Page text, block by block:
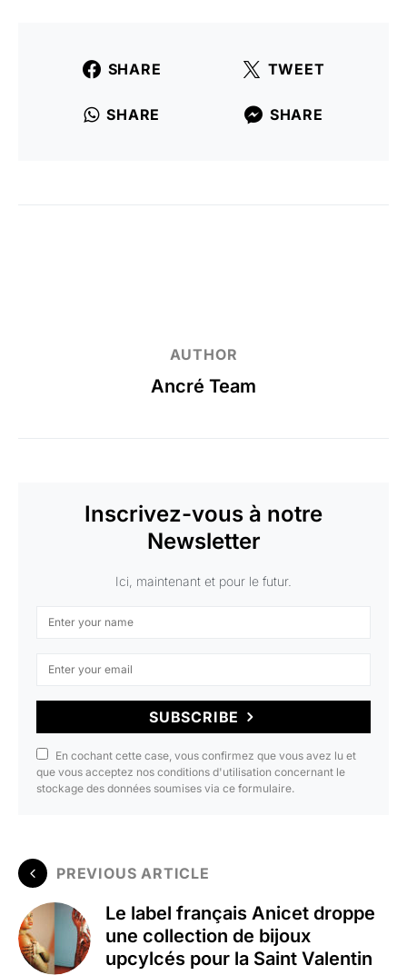
SHARE TWEET
SHARE SHARE
AUTHOR
Ancré Team
Inscrivez-vous à notre
Newsletter
Ici, maintenant et pour le futur.
SUBSCRIBE
En cochant cette case, vous confirmez que vous avez lu et
que vous acceptez nos conditions d'utilisation concernant le
stockage des données soumises via ce formulaire.
PREVIOUS ARTICLE
Le label français Anicet droppe
une collection de bijoux
upcylcés pour la Saint Valentin